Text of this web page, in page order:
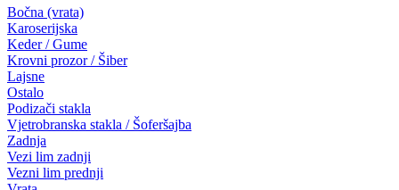
Bočna (vrata)
Karoserijska
Keder / Gume
Krovni prozor / Šiber
Lajsne
Ostalo
Podizači stakla
Vjetrobranska stakla / Šoferšajba
Zadnja
Vezi lim zadnji
Vezni lim prednji